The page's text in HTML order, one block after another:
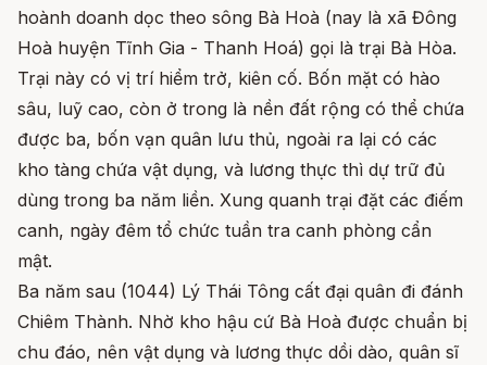
hoành doanh dọc theo sông Bà Hoà (nay là xã Đông
Hoà huyện Tĩnh Gia - Thanh Hoá) gọi là trại Bà Hòa.
Trại này có vị trí hiểm trở, kiên cố. Bốn mặt có hào
sâu, luỹ cao, còn ở trong là nền đất rộng có thể chứa
được ba, bốn vạn quân lưu thủ, ngoài ra lại có các
kho tàng chứa vật dụng, và lương thực thì dự trữ đủ
dùng trong ba năm liền. Xung quanh trại đặt các điếm
canh, ngày đêm tổ chức tuần tra canh phòng cẩn
mật.
Ba năm sau (1044) Lý Thái Tông cất đại quân đi đánh
Chiêm Thành. Nhờ kho hậu cứ Bà Hoà được chuẩn bị
chu đáo, nên vật dụng và lương thực dồi dào, quân sĩ